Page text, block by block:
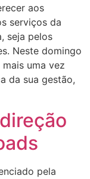
aos
serviços da
seja pelos
Neste domingo
uma vez
da sua gestão,
pela